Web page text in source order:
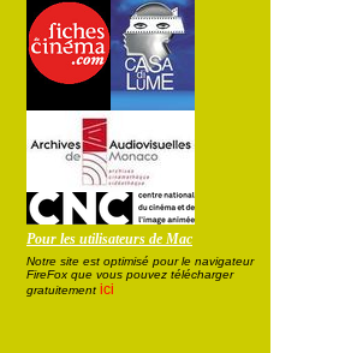
Pour les utilisateurs de Mac
Notre site est optimisé pour le navigateur
FireFox que vous pouvez télécharger
gratuitement ici